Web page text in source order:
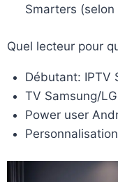
Smarters
Quel lecteur pour
Débutant: IPTV
TV Samsung/
Power user